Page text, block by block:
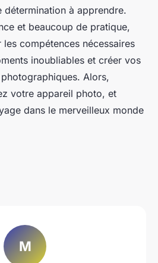
à apprendre.
et beaucoup de pratique,
compétences nécessaires
inoubliables et créer vos
Alors,
votre appareil photo, et
dans le merveilleux monde
M